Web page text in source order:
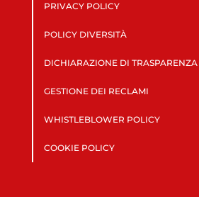
PRIVACY POLICY
POLICY DIVERSITÀ
DICHIARAZIONE DI TRASPARENZA
GESTIONE DEI RECLAMI
WHISTLEBLOWER POLICY
COOKIE POLICY